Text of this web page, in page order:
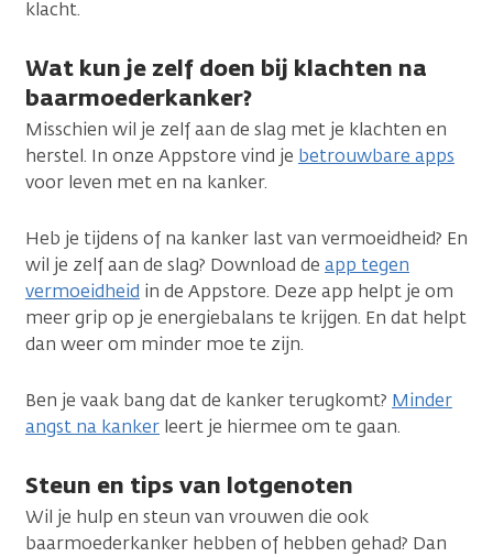
klacht.
Wat kun je zelf doen bij klachten na
baarmoederkanker?
Misschien wil je zelf aan de slag met je klachten en
herstel. In onze Appstore vind je betrouwbare apps
voor leven met en na kanker.
Heb je tijdens of na kanker last van vermoeidheid? En
wil je zelf aan de slag? Download de app tegen
vermoeidheid in de Appstore. Deze app helpt je om
meer grip op je energiebalans te krijgen. En dat helpt
dan weer om minder moe te zijn.
Ben je vaak bang dat de kanker terugkomt? Minder
angst na kanker leert je hiermee om te gaan.
Steun en tips van lotgenoten
Wil je hulp en steun van vrouwen die ook
baarmoederkanker hebben of hebben gehad? Dan